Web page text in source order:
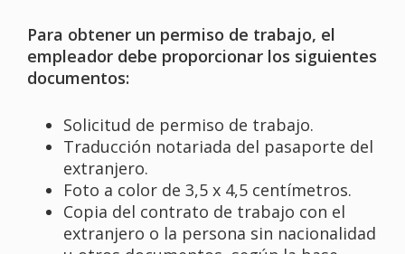
Para obtener un permiso de trabajo, el
empleador debe proporcionar los siguientes
documentos:
Solicitud de permiso de trabajo.
Traducción notariada del pasaporte del
extranjero.
Foto a color de 3,5 x 4,5 centímetros.
Copia del contrato de trabajo con el
extranjero o la persona sin nacionalidad